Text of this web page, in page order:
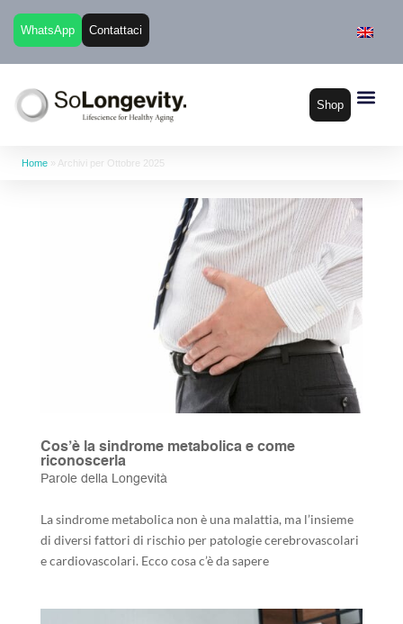
WhatsApp Contattaci
Shop
Home » Archivi per Ottobre 2025
Cos’è la sindrome metabolica e come
riconoscerla
Parole della Longevità
La sindrome metabolica non è una malattia, ma l’insieme
di diversi fattori di rischio per patologie cerebrovascolari
e cardiovascolari. Ecco cosa c’è da sapere